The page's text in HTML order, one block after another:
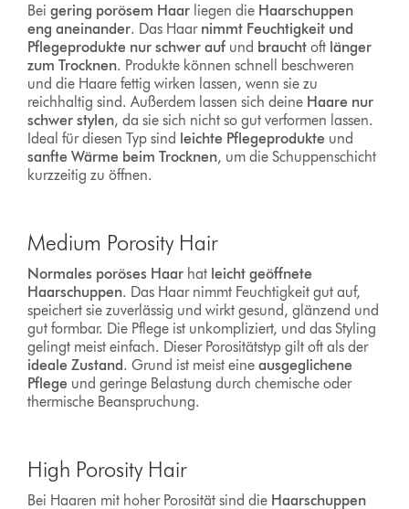
Beigering porösem Haar liegen die Haarschuppen
eng aneinander. Das Haar nimmt Feuchtigkeit und
Pflegeprodukte nur schwer auf und brauchtoft länger
zum Trocknen. Produkte können schnell beschweren
und die Haare fettig wirken lassen, wenn sie zu
reichhaltig sind. Außerdem lassen sich deine Haare nur
schwer stylen, da sie sich nicht so gut verformen lassen.
Ideal für diesen Typ sind leichte Pflegeprodukte und
sanfte Wärme beim Trocknen, um die Schuppenschicht
kurzzeitig zu öffnen.
Medium Porosity Hair
Normales poröses Haar hat leicht geöffnete
Haarschuppen. Das Haar nimmt Feuchtigkeit gut auf,
speichert sie zuverlässig und wirkt gesund, glänzend und
gut formbar. Die Pflege ist unkompliziert, und das Styling
gelingt meist einfach. Dieser Porositätstyp gilt oft als der
ideale Zustand. Grund ist meist eineausgeglichene
Pflege und geringe Belastung durch chemische oder
thermische Beanspruchung.
High Porosity Hair
Bei Haaren mit hoher Porosität sind die Haarschuppen